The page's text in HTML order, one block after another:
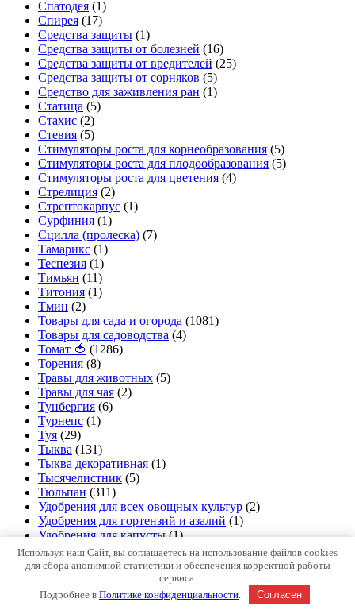
Спатодея (1)
Спирея (17)
Средства защиты (1)
Средства защиты от болезней (16)
Средства защиты от вредителей (25)
Средства защиты от сорняков (5)
Средство для заживления ран (1)
Статица (5)
Стахис (2)
Стевия (5)
Стимуляторы роста для корнеобразования (5)
Стимуляторы роста для плодообразования (5)
Стимуляторы роста для цветения (4)
Стрелиция (2)
Стрептокарпус (1)
Сурфиния (1)
Сцилла (пролеска) (7)
Тамарикс (1)
Теспезия (1)
Тимьян (11)
Титония (1)
Тмин (2)
Товары для сада и огорода (1081)
Товары для садоводства (4)
Томат 🍅 (1286)
Торения (8)
Травы для животных (5)
Травы для чая (2)
Тунбергия (6)
Турнепс (1)
Туя (29)
Тыква (131)
Тыква декоративная (1)
Тысячелистник (5)
Тюльпан (311)
Удобрения для всех овощных культур (2)
Удобрения для гортензий и азалий (1)
Удобрения для капусты (1)
Удобрения для картофеля (2)
Удобрения для комнатных растений (3)
Удобрения для огурцов, кабачков, тыкв
Удобрения для орхидей (1)
Используя наш Сайт, вы соглашаетесь на использование файлов cookies
для сбора анонимной статистики и обеспечения корректной работы
сервиса.
Подробнее вПолитике конфиденциальности Согласен